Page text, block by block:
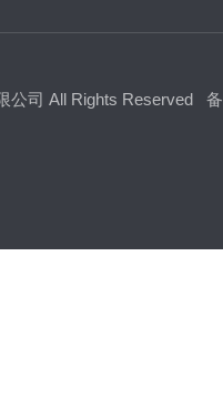
公司 All Rights Reserved